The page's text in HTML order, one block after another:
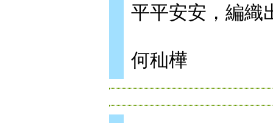
平平安安，編織
何秈樺